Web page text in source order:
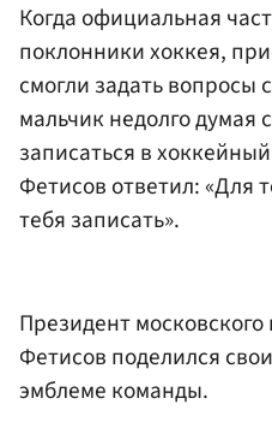
Когда официальная
поклонники хоккея,
смогли задать
мальчик недолго думая
записаться в
Фетисов ответил: «Для
тебя записать».
Президент московского
Фетисов поделился
эмблеме команды.